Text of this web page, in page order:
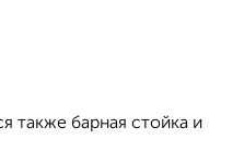
также барная стойка и